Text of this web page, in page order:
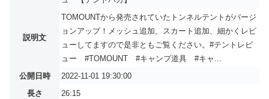
説明文
TOMOUNTから発売されていたトンネルテントがバージ
ョンアップ！メッシュ追加、スカート追加、細かくレビ
ューしてますので是非ともご覧ください。#テントレビ
ュー #TOMOUNT #キャンプ道具 #キャ...
公開日時
2022-11-01 19:30:00
長さ
26:15